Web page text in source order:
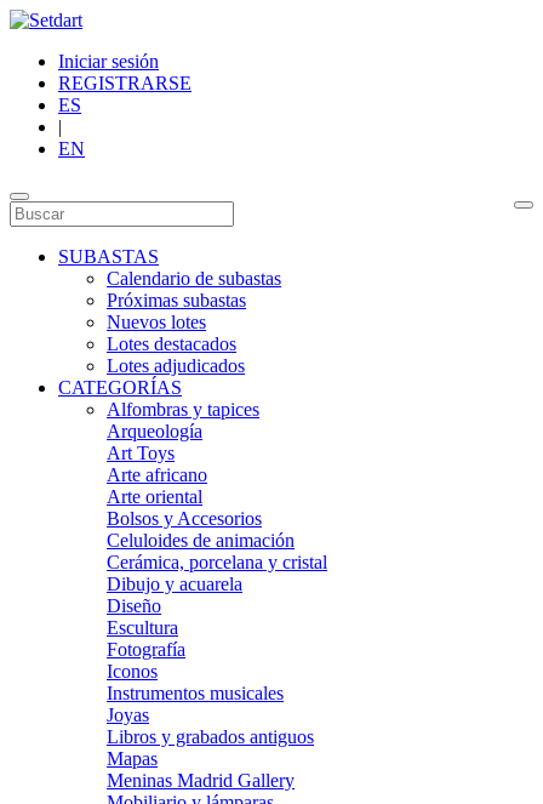
Iniciar sesión
REGISTRARSE
ES
|
EN
SUBASTAS
Calendario de subastas
Próximas subastas
Nuevos lotes
Lotes destacados
Lotes adjudicados
CATEGORÍAS
Alfombras y tapices
Arqueología
Art Toys
Arte africano
Arte oriental
Bolsos y Accesorios
Celuloides de animación
Cerámica, porcelana y cristal
Dibujo y acuarela
Diseño
Escultura
Fotografía
Iconos
Instrumentos musicales
Joyas
Libros y grabados antiguos
Mapas
Meninas Madrid Gallery